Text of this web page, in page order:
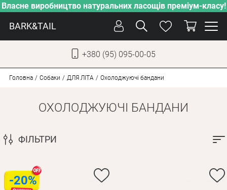
Власне виробництво натуральних ласощів преміум-класу!
BARK&TAIL
+380 (95) 095-00-05
ДОГЛЯД
НОВИНКИ
Головна Собаки ДЛЯ ЛІТА Охолоджуючі бандани
ОХОЛОДЖУЮЧІ БАНДАНИ
ФІЛЬТРИ
-20%